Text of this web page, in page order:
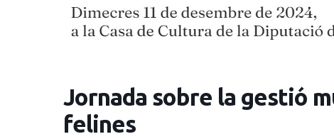
Jornada sobre la gestió
felines